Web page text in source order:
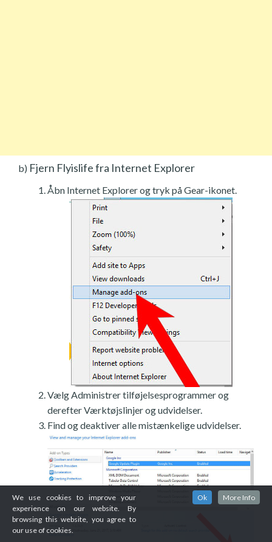
b) Fjern Flyislife fra Internet Explorer
Åbn Internet Explorer og tryk på Gear-ikonet.
Vælg Administrer tilføjelsesprogrammer og
derefter Værktøjslinjer og udvidelser.
Find og deaktiver alle mistænkelige udvidelser.
We use cookies to improve your
experience on our website. By
browsing this website, you agree to
our use of cookies.
Ok More Info